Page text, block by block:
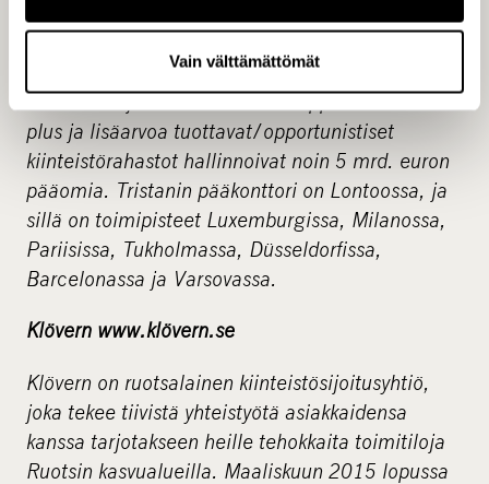
Vain välttämättömät
Special Opportunities, LP sekä
Property Investors Special Opportunities 3,
salkunhoitajana. Tristanin eurooppalaiset core-
plus ja lisäarvoa tuottavat/opportunistiset
kiinteistörahastot hallinnoivat noin 5 mrd. euron
pääomia. Tristanin pääkonttori on Lontoossa, ja
sillä on toimipisteet Luxemburgissa, Milanossa,
Pariisissa, Tukholmassa, Düsseldorfissa,
Barcelonassa ja Varsovassa.
Klövern www.klövern.se
Klövern on ruotsalainen kiinteistösijoitusyhtiö,
joka tekee tiivistä yhteistyötä asiakkaidensa
kanssa tarjotakseen heille tehokkaita toimitiloja
Ruotsin kasvualueilla. Maaliskuun 2015 lopussa